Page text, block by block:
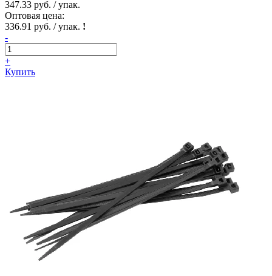
347.33 руб. / упак.
Оптовая цена:
336.91 руб. / упак. !
-
+
Купить